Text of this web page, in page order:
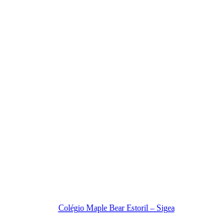
Colégio Maple Bear Estoril – Sigea